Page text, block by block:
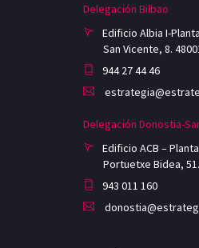
Delegación Bilbao
Edificio Albia I-
San Vicente, 8.
944 27 44 46
Delegación Donostia-
Edificio ACB –
Portuetxe Bidea,
943 011 160